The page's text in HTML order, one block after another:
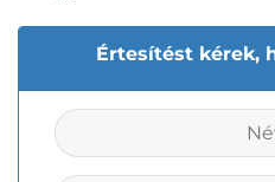
Értesítést kérek,